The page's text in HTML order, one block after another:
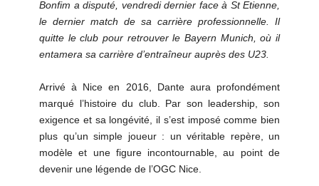
Bonfim a disputé, vendredi dernier face à St Etienne,
le dernier match de sa carrière professionnelle. Il
quitte le club pour retrouver le Bayern Munich, où il
entamera sa carrière d’entraîneur auprès des U23.
Arrivé à Nice en 2016, Dante aura profondément
marqué l’histoire du club. Par son leadership, son
exigence et sa longévité, il s’est imposé comme bien
plus qu’un simple joueur : un véritable repère, un
modèle et une figure incontournable, au point de
devenir une légende de l’OGC Nice.